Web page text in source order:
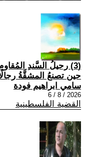
(3) رحيلُ السَّندِ
حين تصنعُ المشقَّةُ
سامي ابراهيم فودة
2026 / 8 / 6
القضية الفلسطينية